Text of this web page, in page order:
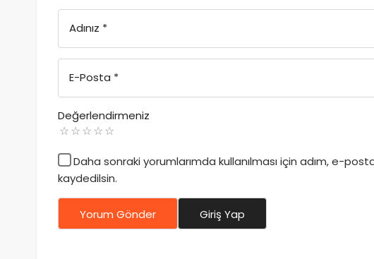
Adınız *
E-Posta *
Değerlendirmeniz
Daha sonraki yorumlarımda kullanılması için adım, e-
kaydedilsin.
Yorum Gönder Giriş Yap